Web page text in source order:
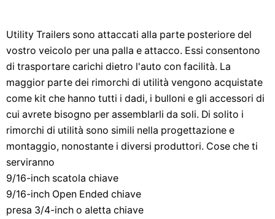
Utility Trailers sono attaccati alla parte posteriore del
vostro veicolo per una palla e attacco. Essi consentono
di trasportare carichi dietro l'auto con facilità. La
maggior parte dei rimorchi di utilità vengono acquistate
come kit che hanno tutti i dadi, i bulloni e gli accessori di
cui avrete bisogno per assemblarli da soli. Di solito i
rimorchi di utilità sono simili nella progettazione e
montaggio, nonostante i diversi produttori. Cose che ti
serviranno
9/16-inch scatola chiave
9/16-inch Open Ended chiave
presa 3/4-inch o aletta chiave